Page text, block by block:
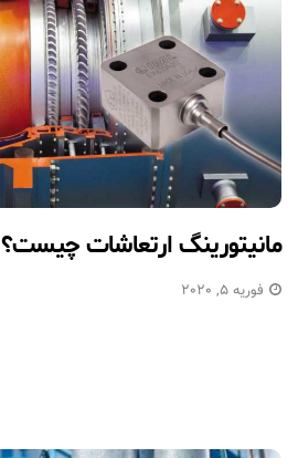
مانیتورینگ ارتعاشات چیست؟
فوریه 5, 2020